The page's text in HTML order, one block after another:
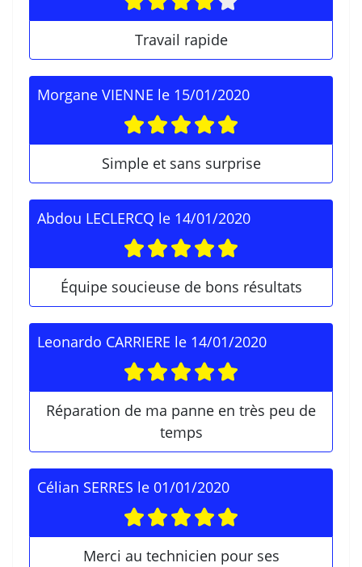
Travail rapide
Morgane VIENNE le 15/01/2020
Simple et sans surprise
Abdou LECLERCQ le 14/01/2020
Équipe soucieuse de bons résultats
Leonardo CARRIERE le 14/01/2020
Réparation de ma panne en très peu de
temps
Célian SERRES le 01/01/2020
Merci au technicien pour ses